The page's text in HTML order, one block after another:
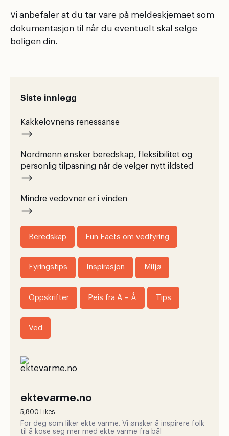
Vi anbefaler at du tar vare på meldeskjemaet som
dokumentasjon til når du eventuelt skal selge
boligen din.
Siste innlegg
Kakkelovnens renessanse
Nordmenn ønsker beredskap, fleksibilitet og
personlig tilpasning når de velger nytt ildsted
Mindre vedovner er i vinden
Beredskap Fun Facts om vedfyring
Fyringstips Inspirasjon Miljø
Oppskrifter Peis fra A – Å Tips
Ved
ektevarme.no
5,800 Likes
For deg som liker ekte varme. Vi ønsker å inspirere folk
til å kose seg mer med ekte varme fra bål